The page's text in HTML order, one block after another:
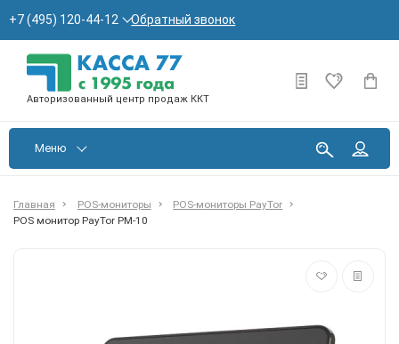
+7 (495) 120-44-12 Обратный звонок
Авторизованный центр продаж ККТ
Меню
Главная POS-мониторы
POS-мониторы PayTor
POS монитор PayTor PM-10